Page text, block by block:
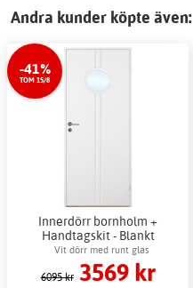
Andra kunder köpte även:
-41%
TOM 15/8
Innerdörr bornholm +
Handtagskit - Blankt
Vit dörr med runt glas
6095 kr 3569 kr